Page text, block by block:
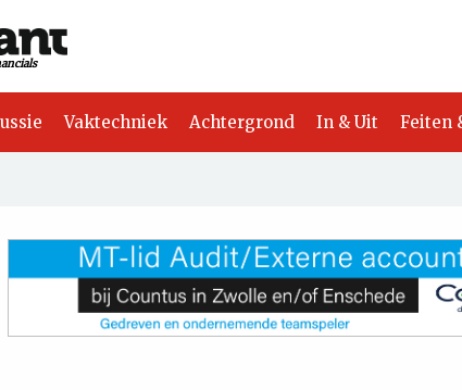
Vaktechniek Achtergrond In & Uit Feiten